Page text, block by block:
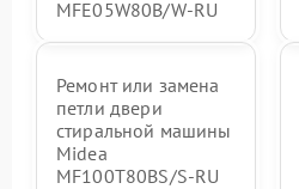
MFE05W80B/W-RU
Ремонт или замена
петли двери
стиральной машины
Midea
MF100T80BS/S-RU